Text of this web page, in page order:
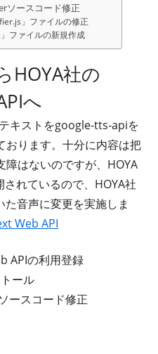
ソースコード修正
」ファイルの修正
ファイルの新規作成
HOYA社の
へ
キストをgoogle-tts-apiを
おります。十分に内容は把
はないのですが、HOYA
れているので、HOYA社
音声に変更を実施しま
Web API
APIの利用登録
ール
ースコード修正